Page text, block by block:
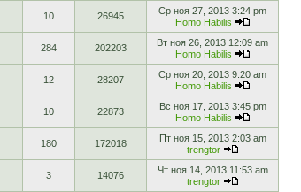
10 26945
Ср ноя 27, 2013 3:24 pm
Homo Habilis
284 202203
Вт ноя 26, 2013 12:09 am
Homo Habilis
12 28207
Ср ноя 20, 2013 9:20 am
Homo Habilis
10 22873
Вс ноя 17, 2013 3:45 pm
Homo Habilis
180 172018
Пт ноя 15, 2013 2:03 am
trengtor
3 14076
Чт ноя 14, 2013 11:53 am
trengtor